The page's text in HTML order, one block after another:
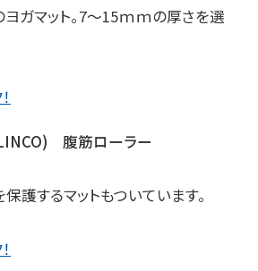
ガマット。7～15ｍｍの厚さを選
腹筋ローラー
護するマットもついています。